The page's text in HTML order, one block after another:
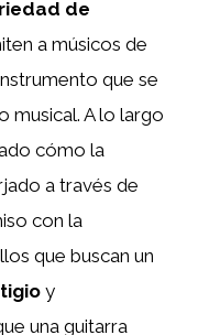
de
a músicos de
que se
musical. A lo largo
cómo la
a través de
con la
que buscan un
y
una guitarra